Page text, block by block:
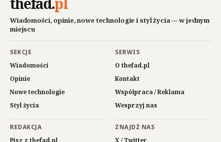
Wiadomości, opinie, nowe technologie i styl życia — w jednym
miejscu
SEKCJE
Wiadomości
Opinie
Nowe technologie
Styl życia
SERWIS
O thefad.pl
Kontakt
Współpraca / Reklama
Wesprzyj nas
REDAKCJA
ZNAJDŹ NAS